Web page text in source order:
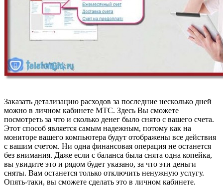
Заказать детализацию расходов за последние несколько дней
можно в личном кабинете МТС. Здесь Вы сможете
посмотреть за что и сколько денег было снято с вашего счета.
Этот способ является самым надежным, потому как на
мониторе вашего компьютера будут отображены все действия
с вашим счетом. Ни одна финансовая операция не останется
без внимания. Даже если с баланса была снята одна копейка,
вы увидите это и рядом будет указано, за что эти деньги
сняты. Вам останется только отключить ненужную услугу.
Опять-таки, вы сможете сделать это в личном кабинете.